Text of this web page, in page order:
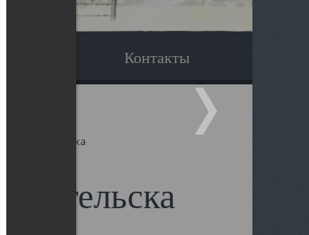
Контакты
Архангельска